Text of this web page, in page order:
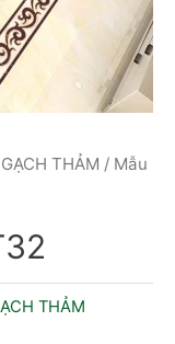
THẢM / Mẫu
THẢM